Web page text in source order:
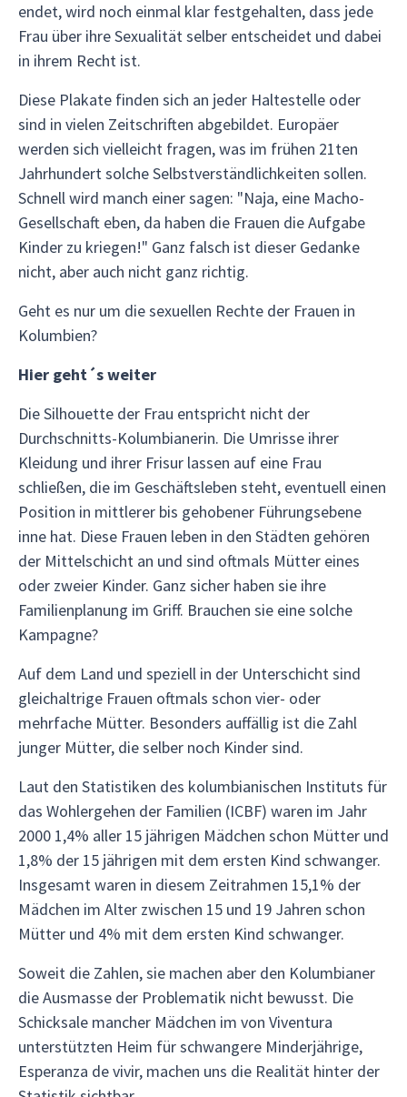
endet, wird noch einmal klar festgehalten, dass jede
Frau über ihre Sexualität selber entscheidet und dabei
in ihrem Recht ist.
Diese Plakate finden sich an jeder Haltestelle oder
sind in vielen Zeitschriften abgebildet. Europäer
werden sich vielleicht fragen, was im frühen 21ten
Jahrhundert solche Selbstverständlichkeiten sollen.
Schnell wird manch einer sagen: "Naja, eine Macho-
Gesellschaft eben, da haben die Frauen die Aufgabe
Kinder zu kriegen!" Ganz falsch ist dieser Gedanke
nicht, aber auch nicht ganz richtig.
Geht es nur um die sexuellen Rechte der Frauen in
Kolumbien?
Hier geht´s weiter
Die Silhouette der Frau entspricht nicht der
Durchschnitts-Kolumbianerin. Die Umrisse ihrer
Kleidung und ihrer Frisur lassen auf eine Frau
schließen, die im Geschäftsleben steht, eventuell einen
Position in mittlerer bis gehobener Führungsebene
inne hat. Diese Frauen leben in den Städten gehören
der Mittelschicht an und sind oftmals Mütter eines
oder zweier Kinder. Ganz sicher haben sie ihre
Familienplanung im Griff. Brauchen sie eine solche
Kampagne?
Auf dem Land und speziell in der Unterschicht sind
gleichaltrige Frauen oftmals schon vier- oder
mehrfache Mütter. Besonders auffällig ist die Zahl
junger Mütter, die selber noch Kinder sind.
Laut den Statistiken des kolumbianischen Instituts für
das Wohlergehen der Familien (ICBF) waren im Jahr
2000 1,4% aller 15 jährigen Mädchen schon Mütter und
1,8% der 15 jährigen mit dem ersten Kind schwanger.
Insgesamt waren in diesem Zeitrahmen 15,1% der
Mädchen im Alter zwischen 15 und 19 Jahren schon
Mütter und 4% mit dem ersten Kind schwanger.
Soweit die Zahlen, sie machen aber den Kolumbianer
die Ausmasse der Problematik nicht bewusst. Die
Schicksale mancher Mädchen im von Viventura
unterstützten Heim für schwangere Minderjährige,
Esperanza de vivir, machen uns die Realität hinter der